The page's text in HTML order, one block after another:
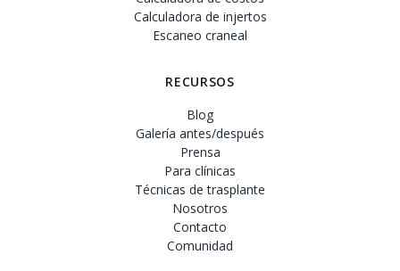
Calculadora de injertos
Escaneo craneal
RECURSOS
Blog
Galería antes/después
Prensa
Para clínicas
Técnicas de trasplante
Nosotros
Contacto
Comunidad